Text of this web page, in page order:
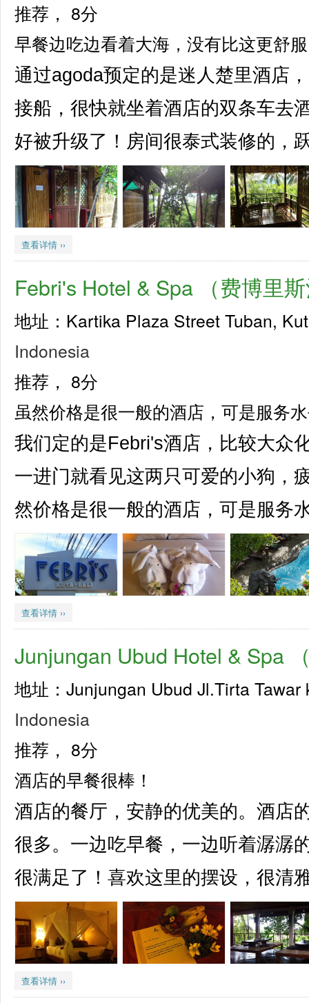
推荐， 8分
早餐边吃边看着大海，没有比这更舒
通过agoda预定的是迷人楚里酒店
接船，很快就坐着酒店的双条车去
好被升级了！房间很泰式装修的，
查看详情 ››
Febri's Hotel & Spa （费博里
地址：Kartika Plaza Street Tuban,
Indonesia
推荐， 8分
虽然价格是很一般的酒店，可是服务
我们定的是Febri's酒店，比较大众
一进门就看见这两只可爱的小狗，
然价格是很一般的酒店，可是服务
查看详情 ››
Junjungan Ubud Hotel & Spa
地址：Junjungan Ubud Jl.Tirta
Indonesia
推荐， 8分
酒店的早餐很棒！
酒店的餐厅，安静的优美的。酒店
很多。一边吃早餐，一边听着潺潺
很满足了！喜欢这里的摆设，很清
查看详情 ››